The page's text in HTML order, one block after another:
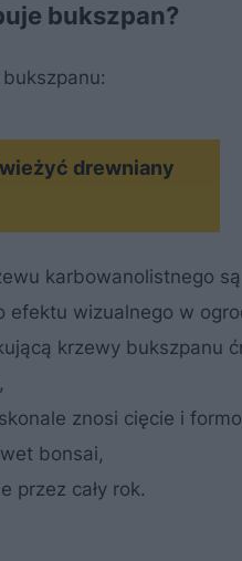
bukszpan?
drewniany
karbowanolistnego są
efektu wizualnego w
krzewy bukszpanu
znosi cięcie i
bonsai,
przez cały rok.